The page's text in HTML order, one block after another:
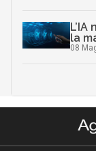
la
08